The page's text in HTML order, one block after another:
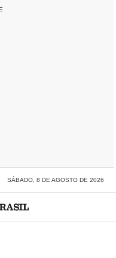
SÁBADO, 8 DE AGOSTO DE 2026